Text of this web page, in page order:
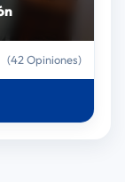
(42 Opiniones)